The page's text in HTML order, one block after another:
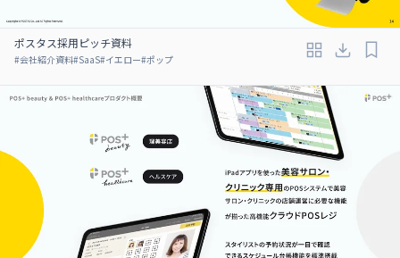
ポスタス採用ピッチ資料
#会社紹介資料#SaaS#イエロー#ポップ